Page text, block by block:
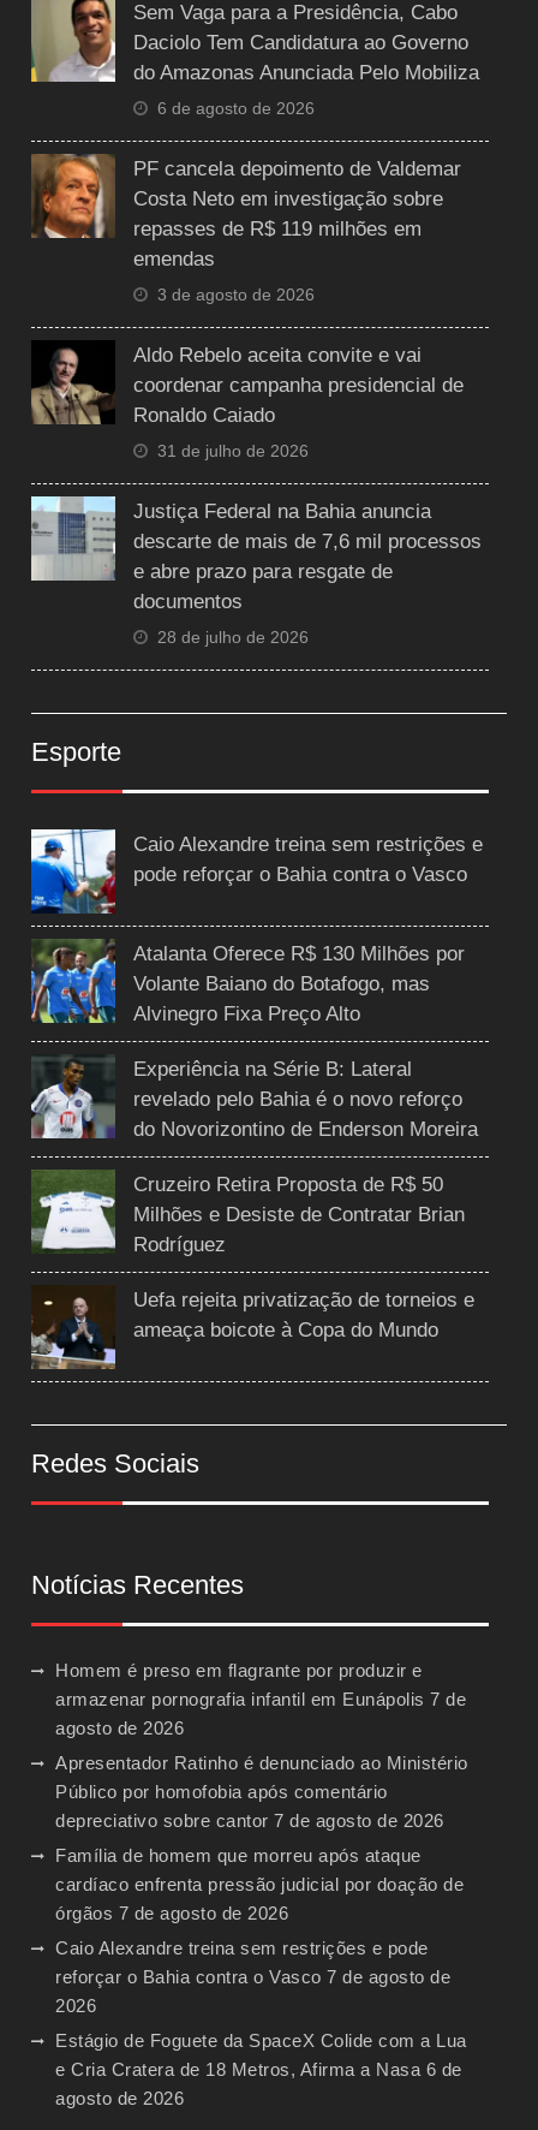
Sem Vaga para a Presidência, Cabo
Daciolo Tem Candidatura ao Governo
do Amazonas Anunciada Pelo Mobiliza
6 de agosto de 2026
PF cancela depoimento de Valdemar
Costa Neto em investigação sobre
repasses de R$ 119 milhões em
emendas
3 de agosto de 2026
Aldo Rebelo aceita convite e vai
coordenar campanha presidencial de
Ronaldo Caiado
31 de julho de 2026
Justiça Federal na Bahia anuncia
descarte de mais de 7,6 mil processos
e abre prazo para resgate de
documentos
28 de julho de 2026
Esporte
Caio Alexandre treina sem restrições e
pode reforçar o Bahia contra o Vasco
Atalanta Oferece R$ 130 Milhões por
Volante Baiano do Botafogo, mas
Alvinegro Fixa Preço Alto
Experiência na Série B: Lateral
revelado pelo Bahia é o novo reforço
do Novorizontino de Enderson Moreira
Cruzeiro Retira Proposta de R$ 50
Milhões e Desiste de Contratar Brian
Rodríguez
Uefa rejeita privatização de torneios e
ameaça boicote à Copa do Mundo
Redes Sociais
Notícias Recentes
Homem é preso em flagrante por produzir e
armazenar pornografia infantil em Eunápolis 7 de
agosto de 2026
Apresentador Ratinho é denunciado ao Ministério
Público por homofobia após comentário
depreciativo sobre cantor 7 de agosto de 2026
Família de homem que morreu após ataque
cardíaco enfrenta pressão judicial por doação de
órgãos 7 de agosto de 2026
Caio Alexandre treina sem restrições e pode
reforçar o Bahia contra o Vasco 7 de agosto de
2026
Estágio de Foguete da SpaceX Colide com a Lua
e Cria Cratera de 18 Metros, Afirma a Nasa 6 de
agosto de 2026